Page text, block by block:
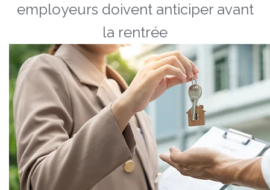
employeurs doivent anticiper avant
la rentrée